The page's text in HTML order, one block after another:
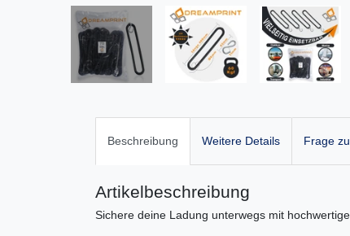
Beschreibung Weitere Details Frage
Artikelbeschreibung
Sichere deine Ladung unterwegs mit